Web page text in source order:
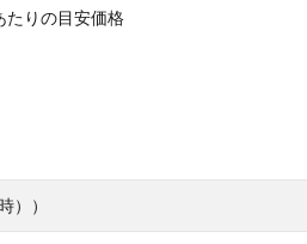
りの目安価格
））